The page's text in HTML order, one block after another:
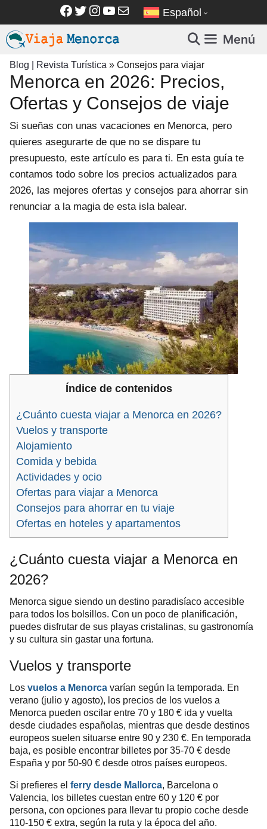
contenido
Facebook
Twitter
Instagram
YouTube
Correo electrónico
Español
Menú
Blog | Revista Turística » Consejos para viajar
Menorca en 2026: Precios,
Ofertas y Consejos de viaje
Si sueñas con unas vacaciones en Menorca, pero
quieres asegurarte de que no se dispare tu
presupuesto, este artículo es para ti. En esta guía te
contamos todo sobre los precios actualizados para
2026, las mejores ofertas y consejos para ahorrar sin
renunciar a la magia de esta isla balear.
Índice de contenidos
¿Cuánto cuesta viajar a Menorca en 2026?
Vuelos y transporte
Alojamiento
Comida y bebida
Actividades y ocio
Ofertas para viajar a Menorca
Consejos para ahorrar en tu viaje
Ofertas en hoteles y apartamentos
¿Cuánto cuesta viajar a Menorca en
2026?
Menorca sigue siendo un destino paradisíaco accesible
para todos los bolsillos. Con un poco de planificación,
puedes disfrutar de sus playas cristalinas, su gastronomía
y su cultura sin gastar una fortuna.
Vuelos y transporte
Los vuelos a Menorca varían según la temporada. En
verano (julio y agosto), los precios de los vuelos a
Menorca pueden oscilar entre 70 y 180 € ida y vuelta
desde ciudades españolas, mientras que desde destinos
europeos suelen situarse entre 90 y 230 €. En temporada
baja, es posible encontrar billetes por 35-70 € desde
España y por 50-90 € desde otros países europeos.
Si prefieres el ferry desde Mallorca, Barcelona o
Valencia, los billetes cuestan entre 60 y 120 € por
persona, con opciones para llevar tu propio coche desde
110-150 € extra, según la ruta y la época del año.